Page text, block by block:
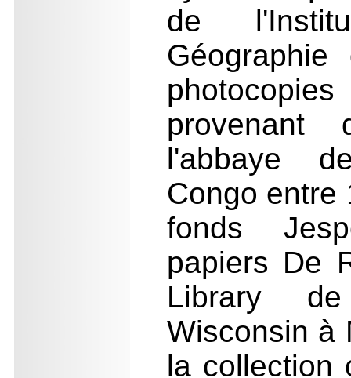
de
provenant
l'abbaye
Congo entre
fonds
papiers De
Library
Wisconsin à
la collection